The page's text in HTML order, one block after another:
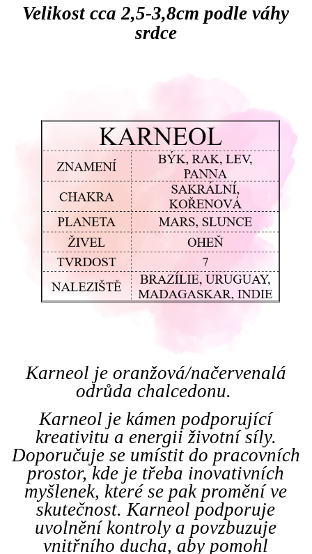
Velikost cca 2,5-3,8cm podle váhy
srdce
Karneol je oranžová/načervenalá
odrůda chalcedonu.
Karneol je kámen podporující
kreativitu a energii životní síly.
Doporučuje se umístit do pracovních
prostor, kde je třeba inovativních
myšlenek, které se pak promění ve
skutečnost. Karneol podporuje
uvolnění kontroly a povzbuzuje
vnitřního ducha, aby pomohl